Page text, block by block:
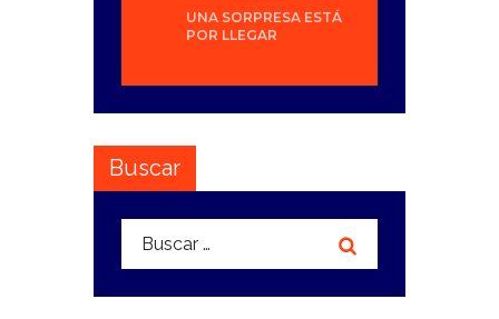
UNA SORPRESA ESTÁ
POR LLEGAR
Buscar
Buscar: